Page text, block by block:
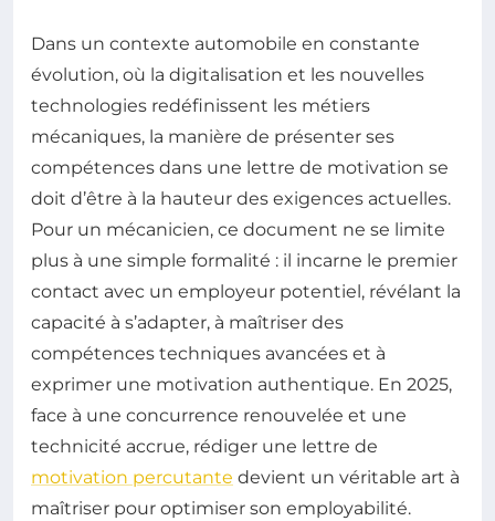
Dans un contexte automobile en constante
évolution, où la digitalisation et les nouvelles
technologies redéfinissent les métiers
mécaniques, la manière de présenter ses
compétences dans une lettre de motivation se
doit d’être à la hauteur des exigences actuelles.
Pour un mécanicien, ce document ne se limite
plus à une simple formalité : il incarne le premier
contact avec un employeur potentiel, révélant la
capacité à s’adapter, à maîtriser des
compétences techniques avancées et à
exprimer une motivation authentique. En 2025,
face à une concurrence renouvelée et une
technicité accrue, rédiger une lettre de
motivation percutante devient un véritable art à
maîtriser pour optimiser son employabilité.